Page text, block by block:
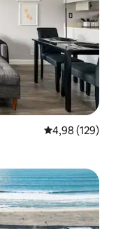
4,98 de uma
4,98 (129)